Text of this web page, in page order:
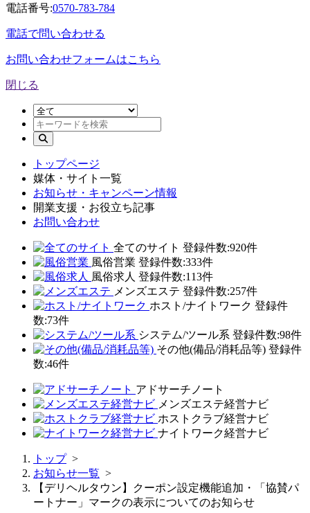
電話番号:0570-783-784
電話で問い合わせる
お問い合わせフォームはこちら
閉じる
トップページ
媒体・サイト一覧
お知らせ・キャンペーン情報
開業支援・お役立ち記事
お問い合わせ
全てのサイト 登録件数:920件
風俗営業 登録件数:333件
風俗求人 登録件数:113件
メンズエステ 登録件数:257件
ホスト/ナイトワーク 登録件
数:73件
システム/ツール系 登録件数:98件
その他(備品/消耗品等) 登録件
数:46件
アドサーチノート
メンズエステ経営ナビ
ホストクラブ経営ナビ
ナイトワーク経営ナビ
トップ >
お知らせ一覧 >
【デリヘルタウン】クーポン設定機能追加・「協賛パ
ートナー」マークの表示についてのお知らせ